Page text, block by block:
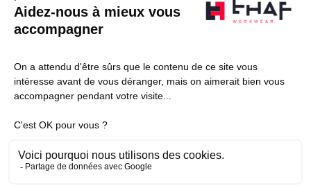
Je souhaite m'inscrire à la newsletter Thaf Workwear
Produits THAF